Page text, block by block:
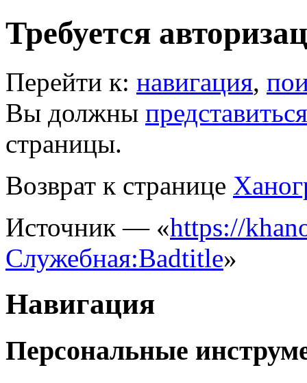
Требуется
Перейти к: навигация,
Вы должны представиться
страницы.
Возврат к странице
Источник — «https://
Служебная:Badtitle»
Навигация
Персональные